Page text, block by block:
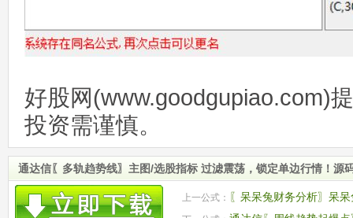
好股网(www.goodgupiao.com)
投资需谨慎。
通达信〖多轨趋势线〗主图/选股指标 过滤震荡，锁定单边行情！源
上一公式： 〖呆呆兔财务分析〗呆